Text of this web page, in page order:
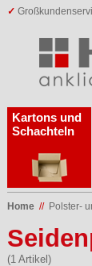
✓
Kartons und
Schachteln
Home // Polster-
(1 Artikel)